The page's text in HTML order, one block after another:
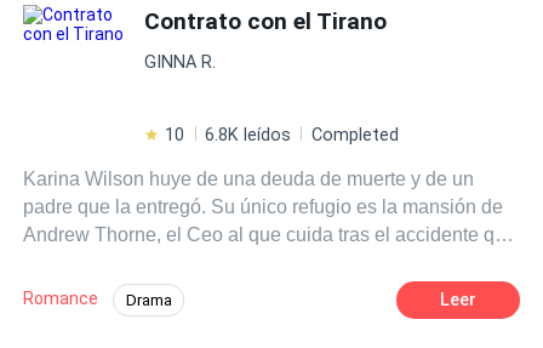
asegurar su imagen pública. Para Amelia, es una salida
desesperada. Para Adrian, una jugada política perfecta.
Pero cuanto más la expone ante el mundo, más pierde el
equivocada puede costarte el poder… o salvarte de ti
Verdad Oculta Contrato con el Tirano
GINNA R.
10 6.8K leídos Completed
Karina Wilson huye de una deuda de muerte y de un
padre que la entregó. Su único refugio es la mansión de
Andrew Thorne, el Ceo al que cuida tras el accidente que
hombre amargado y cruel. ​Andrew no es solo su
paciente, es su tirano. Y cuando descubre el secreto de
Romance Drama Leer